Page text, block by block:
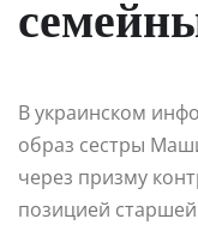
В украинском
образ сестры
через призму
позицией